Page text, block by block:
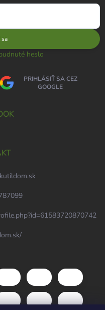
heslo
PRIHLÁSIŤ SA CEZ
GOOGLE